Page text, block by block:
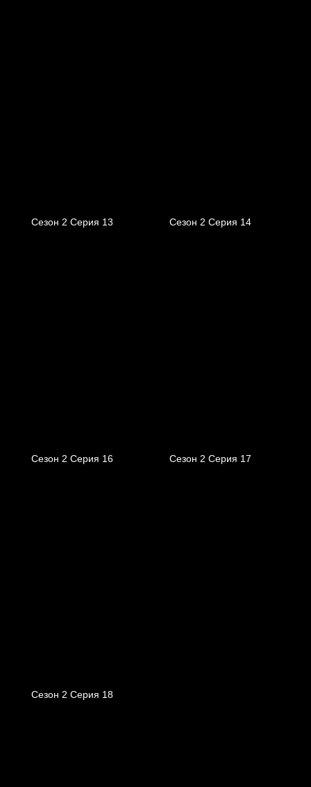
Сезон 2 Серия 13 Сезон 2 Серия 14
Сезон 2 Серия 16 Сезон 2 Серия 17
Сезон 2 Серия 18